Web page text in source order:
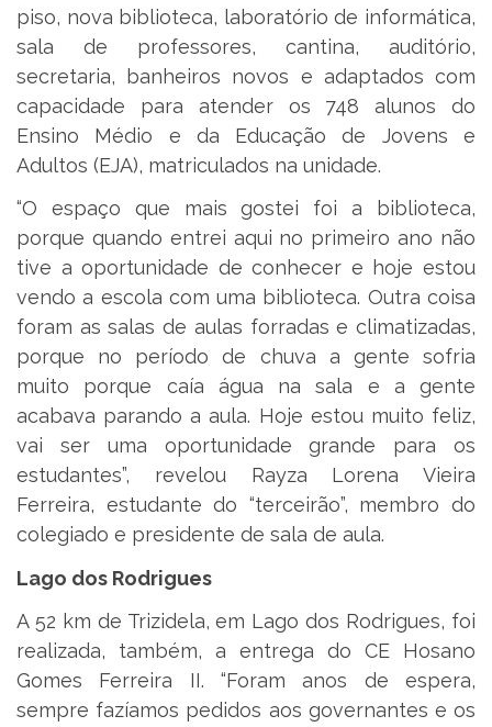
piso, nova biblioteca, laboratório de informática,
sala de professores, cantina, auditório,
secretaria, banheiros novos e adaptados com
capacidade para atender os 748 alunos do
Ensino Médio e da Educação de Jovens e
Adultos (EJA), matriculados na unidade.
“O espaço que mais gostei foi a biblioteca,
porque quando entrei aqui no primeiro ano não
tive a oportunidade de conhecer e hoje estou
vendo a escola com uma biblioteca. Outra coisa
foram as salas de aulas forradas e climatizadas,
porque no período de chuva a gente sofria
muito porque caía água na sala e a gente
acabava parando a aula. Hoje estou muito feliz,
vai ser uma oportunidade grande para os
estudantes”, revelou Rayza Lorena Vieira
Ferreira, estudante do “terceirão”, membro do
colegiado e presidente de sala de aula.
Lago dos Rodrigues
A 52 km de Trizidela, em Lago dos Rodrigues, foi
realizada, também, a entrega do CE Hosano
Gomes Ferreira II. “Foram anos de espera,
sempre fazíamos pedidos aos governantes e os